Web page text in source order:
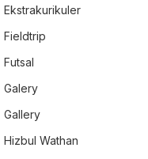
Ekstrakurikuler
Fieldtrip
Futsal
Galery
Gallery
Hizbul Wathan